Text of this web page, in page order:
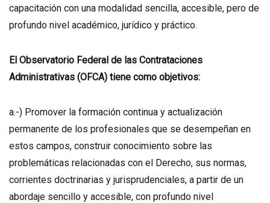
capacitación con una modalidad sencilla, accesible, pero de
profundo nivel académico, jurídico y práctico.
El Observatorio Federal de las Contrataciones
Administrativas (OFCA) tiene como objetivos:
a.-) Promover la formación continua y actualización
permanente de los profesionales que se desempeñan en
estos campos, construir conocimiento sobre las
problemáticas relacionadas con el Derecho, sus normas,
corrientes doctrinarias y jurisprudenciales, a partir de un
abordaje sencillo y accesible, con profundo nivel